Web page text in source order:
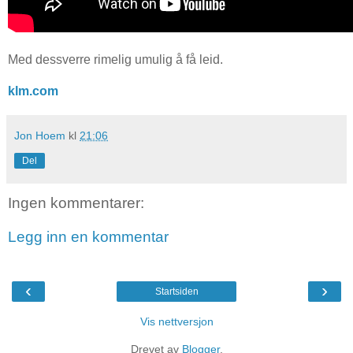
Med dessverre rimelig umulig å få leid.
klm.com
Jon Hoem kl 21:06
Del
Ingen kommentarer:
Legg inn en kommentar
‹ ›
Startsiden
Vis nettversjon
Drevet av Blogger.